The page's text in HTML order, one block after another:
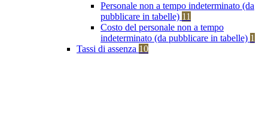
Personale non a tempo indeterminato (da
pubblicare in tabelle) 11
Costo del personale non a tempo
indeterminato (da pubblicare in tabelle) 1
Tassi di assenza 10